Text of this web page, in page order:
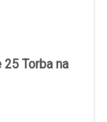
25 Torba na